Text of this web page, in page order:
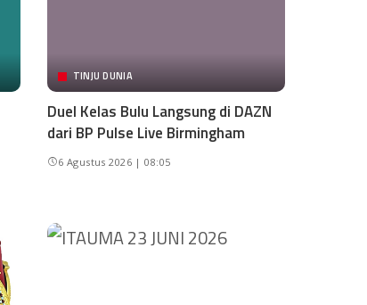
TINJU DUNIA
Duel Kelas Bulu Langsung di DAZN
dari BP Pulse Live Birmingham
6 Agustus 2026 | 08:05